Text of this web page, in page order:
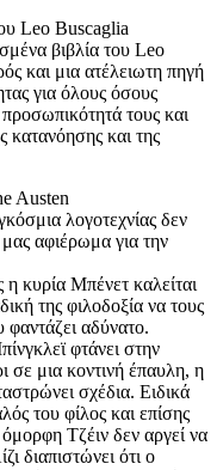
Leo Buscaglia
βιβλία του Leo
και μια ατέλειωτη πηγή
για όλους όσους
τους και
κατανόησης και της
Austen
λογοτεχνίας δεν
αφιέρωμα για την
η κυρία Μπένετ καλείται
της φιλοδοξία να τους
αδύνατο.
φτάνει στην
σε μια κοντινή έπαυλη, η
σχέδια. Ειδικά
του φίλος και επίσης
Τζέιν δεν αργεί να
διαπιστώνει ότι ο